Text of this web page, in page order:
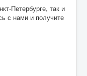
Петербурге, так и
с нами и получите